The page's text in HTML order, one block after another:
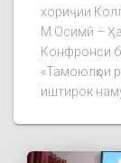
хориҷии
М.Осимӣ –
Конфронси
«Тамоюлҳои
иштирок